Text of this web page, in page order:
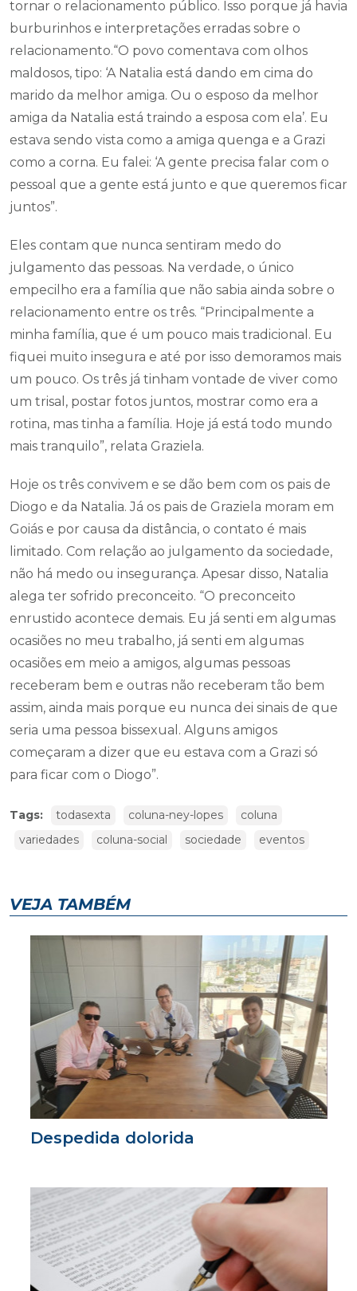
tornar o relacionamento público. Isso porque já havia
burburinhos e interpretações erradas sobre o
relacionamento.“O povo comentava com olhos
maldosos, tipo: ‘A Natalia está dando em cima do
marido da melhor amiga. Ou o esposo da melhor
amiga da Natalia está traindo a esposa com ela’. Eu
estava sendo vista como a amiga quenga e a Grazi
como a corna. Eu falei: ‘A gente precisa falar com o
pessoal que a gente está junto e que queremos ficar
juntos”.
Eles contam que nunca sentiram medo do
julgamento das pessoas. Na verdade, o único
empecilho era a família que não sabia ainda sobre o
relacionamento entre os três. “Principalmente a
minha família, que é um pouco mais tradicional. Eu
fiquei muito insegura e até por isso demoramos mais
um pouco. Os três já tinham vontade de viver como
um trisal, postar fotos juntos, mostrar como era a
rotina, mas tinha a família. Hoje já está todo mundo
mais tranquilo”, relata Graziela.
Hoje os três convivem e se dão bem com os pais de
Diogo e da Natalia. Já os pais de Graziela moram em
Goiás e por causa da distância, o contato é mais
limitado. Com relação ao julgamento da sociedade,
não há medo ou insegurança. Apesar disso, Natalia
alega ter sofrido preconceito. “O preconceito
enrustido acontece demais. Eu já senti em algumas
ocasiões no meu trabalho, já senti em algumas
ocasiões em meio a amigos, algumas pessoas
receberam bem e outras não receberam tão bem
assim, ainda mais porque eu nunca dei sinais de que
seria uma pessoa bissexual. Alguns amigos
começaram a dizer que eu estava com a Grazi só
para ficar com o Diogo”.
Tags: todasexta coluna-ney-lopes
coluna
variedades
coluna-social sociedade eventos
VEJA TAMBÉM
Despedida dolorida